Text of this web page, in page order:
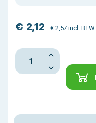
€ 2,12 € 2,57 incl. BTW